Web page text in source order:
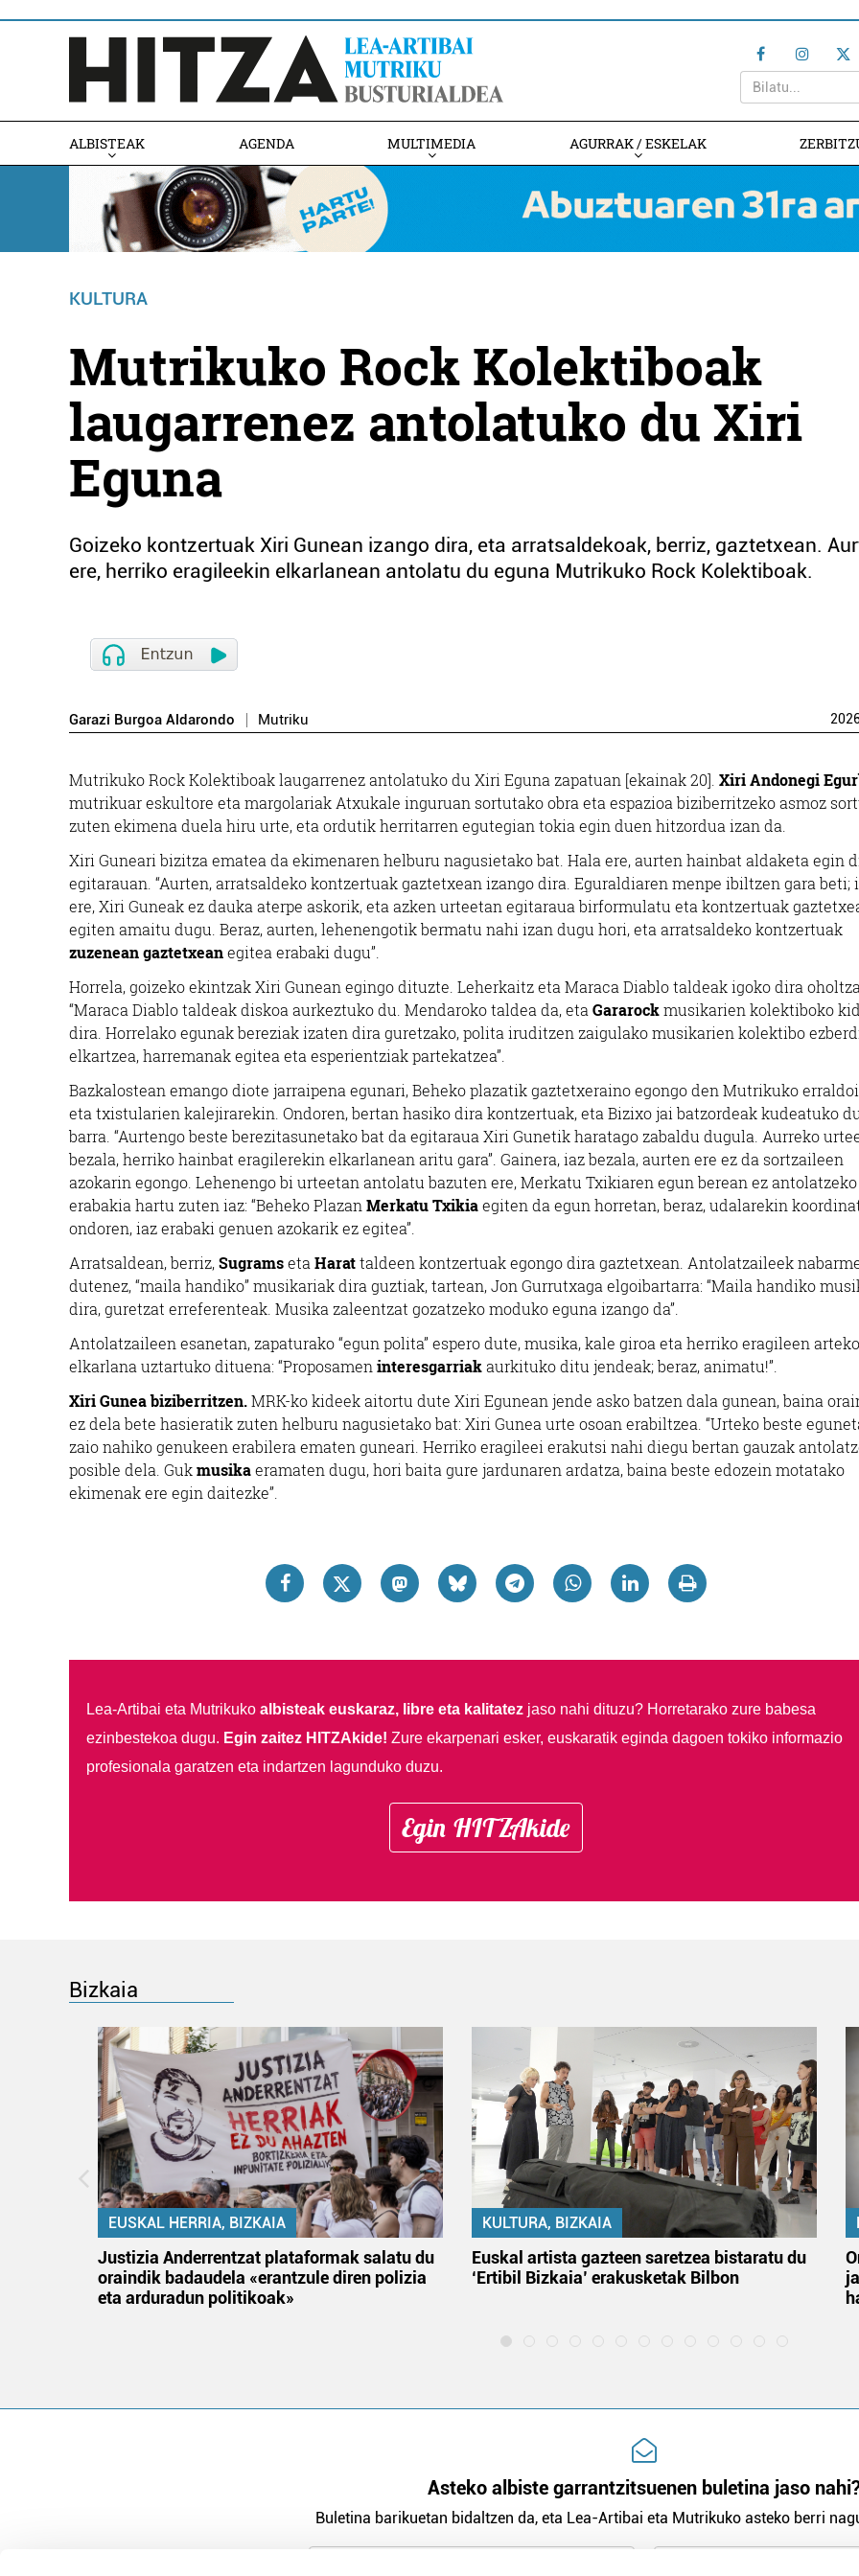
ALBISTEAK AGENDA MULTIMEDIA AGURRAK / ESKELAK
KULTURA
Mutrikuko Rock Kolektiboak
laugarrenez antolatuko du Xiri
Eguna
Goizeko kontzertuak Xiri Gunean izango dira, eta arratsaldekoak, berriz, gaztetxean.
ere, herriko eragileekin elkarlanean antolatu du eguna Mutrikuko Rock Kolektiboak.
Garazi Burgoa Aldarondo Mutriku
Mutrikuko Rock Kolektiboak laugarrenez antolatuko du Xiri Eguna zapatuan [ekainak 20]. Xiri Andonegi
mutrikuar eskultore eta margolariak Atxukale inguruan sortutako obra eta espazioa biziberritzeko asmoz
zuten ekimena duela hiru urte, eta ordutik herritarren egutegian tokia egin duen hitzordua izan da.
Xiri Guneari bizitza ematea da ekimenaren helburu nagusietako bat. Hala ere, aurten hainbat aldaketa egin
egitarauan. “Aurten, arratsaldeko kontzertuak gaztetxean izango dira. Eguraldiaren menpe ibiltzen gara beti;
ere, Xiri Guneak ez dauka aterpe askorik, eta azken urteetan egitaraua birformulatu eta kontzertuak
egiten amaitu dugu. Beraz, aurten, lehenengotik bermatu nahi izan dugu hori, eta arratsaldeko kontzertuak
zuzenean gaztetxeanegitea erabaki dugu”.
Horrela, goizeko ekintzak Xiri Gunean egingo dituzte. Leherkaitz eta Maraca Diablo taldeak igoko dira
“Maraca Diablo taldeak diskoa aurkeztuko du. Mendaroko taldea da, eta Gararockmusikarien kolektiboko
dira. Horrelako egunak bereziak izaten dira guretzako, polita iruditzen zaigulako musikarien kolektibo
elkartzea, harremanak egitea eta esperientziak partekatzea”.
Bazkalostean emango diote jarraipena egunari, Beheko plazatik gaztetxeraino egongo den Mutrikuko
eta txistularien kalejirarekin. Ondoren, bertan hasiko dira kontzertuak, eta Bizixo jai batzordeak kudeatuko du
barra. “Aurtengo beste berezitasunetako bat da egitaraua Xiri Gunetik haratago zabaldu dugula. Aurreko
bezala, herriko hainbat eragilerekin elkarlanean aritu gara”. Gainera, iaz bezala, aurten ere ez da sortzaileen
azokarin egongo. Lehenengo bi urteetan antolatu bazuten ere, Merkatu Txikiaren egun berean ez antolatzeko
erabakia hartu zuten iaz: “Beheko Plazan Merkatu Txikiaegiten da egun horretan, beraz, udalarekin
ondoren, iaz erabaki genuen azokarik ez egitea”.
Arratsaldean, berriz,Sugramseta Harattaldeen kontzertuak egongo dira gaztetxean. Antolatzaileek
dutenez, “maila handiko” musikariak dira guztiak, tartean, Jon Gurrutxaga elgoibartarra: “Maila handiko
dira, guretzat erreferenteak. Musika zaleentzat gozatzeko moduko eguna izango da”.
Antolatzaileen esanetan, zapaturako “egun polita” espero dute, musika, kale giroa eta herriko eragileen arteko
elkarlana uztartuko dituena: “Proposamen interesgarriakaurkituko ditu jendeak; beraz, animatu!”.
Xiri Gunea biziberritzen.MRK-ko kideek aitortu dute Xiri Egunean jende asko batzen dala gunean, baina
ez dela bete hasieratik zuten helburu nagusietako bat: Xiri Gunea urte osoan erabiltzea. “Urteko beste
zaio nahiko genukeen erabilera ematen guneari. Herriko eragileei erakutsi nahi diegu bertan gauzak
posible dela. Gukmusikaeramaten dugu, hori baita gure jardunaren ardatza, baina beste edozein motatako
ekimenak ere egin daitezke”.
Lea-Artibai eta Mutrikuko albisteak euskaraz, libre eta kalitatezjaso nahi dituzu? Horretarako zure babesa
ezinbestekoa dugu. Egin zaitez HITZAkide! Zure ekarpenari esker, euskaratik eginda dagoen tokiko informazio
profesionala garatzen eta indartzen lagunduko duzu.
Egin HITZAkide
Bizkaia
EUSKAL HERRIA, BIZKAIA
Justizia Anderrentzat plataformak salatu du
oraindik badaudela «erantzule diren polizia
eta arduradun politikoak»
KULTURA, BIZKAIA
Euskal artista gazteen saretzea bistaratu du
‘Ertibil Bizkaia’ erakusketak Bilbon
Asteko albiste garrantzitsuenen buletina jaso
Buletina barikuetan bidaltzen da, eta Lea-Artibai eta Mutrikuko asteko berri